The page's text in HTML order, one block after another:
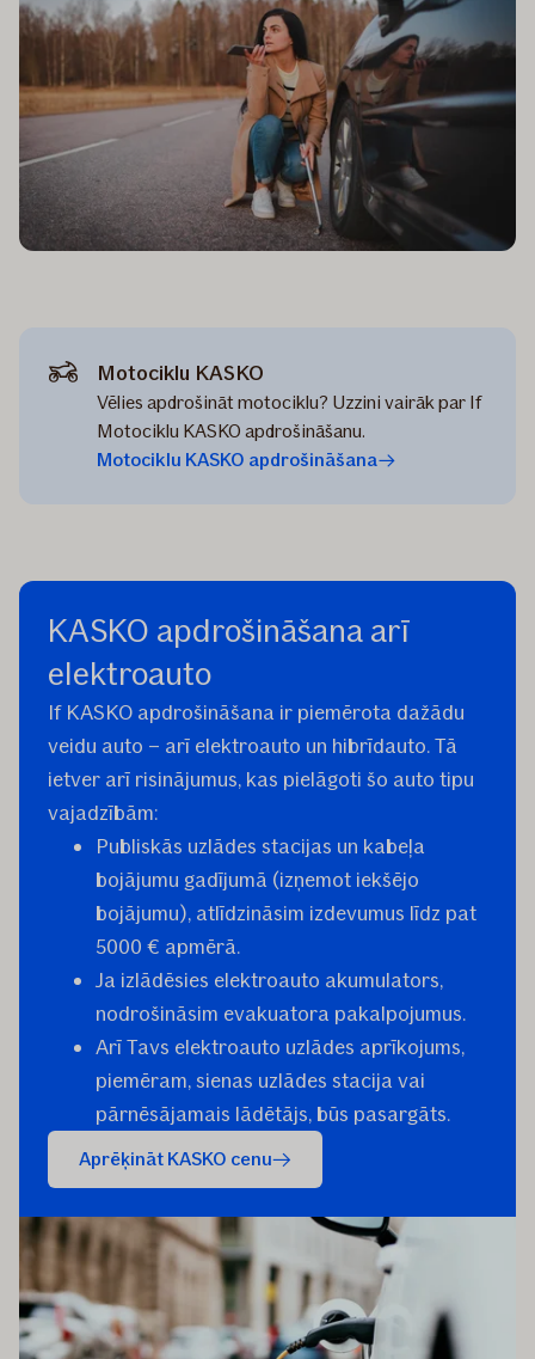
Motociklu KASKO
Vēlies apdrošināt motociklu? Uzzini vairāk par If
Motociklu KASKO apdrošināšanu.
Motociklu KASKO apdrošināšana
KASKO apdrošināšana arī
elektroauto
If KASKO apdrošināšana ir piemērota dažādu
veidu auto – arī elektroauto un hibrīdauto. Tā
ietver arī risinājumus, kas pielāgoti šo auto tipu
vajadzībām:
Publiskās uzlādes stacijas un kabeļa
bojājumu gadījumā (izņemot iekšējo
bojājumu), atlīdzināsim izdevumus līdz pat
5000 € apmērā.
Ja izlādēsies elektroauto akumulators,
nodrošināsim evakuatora pakalpojumus.
Arī Tavs elektroauto uzlādes aprīkojums,
piemēram, sienas uzlādes stacija vai
pārnēsājamais lādētājs, būs pasargāts.
Aprēķināt KASKO cenu